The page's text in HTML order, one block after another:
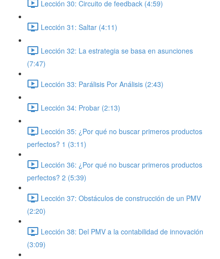
Lección 30: Circuito de feedback (4:59)
Lección 31: Saltar (4:11)
Lección 32: La estrategia se basa en asunciones
(7:47)
Lección 33: Parálisis Por Análisis (2:43)
Lección 34: Probar (2:13)
Lección 35: ¿Por qué no buscar primeros productos
perfectos? 1 (3:11)
Lección 36: ¿Por qué no buscar primeros productos
perfectos? 2 (5:39)
Lección 37: Obstáculos de construcción de un PMV
(2:20)
Lección 38: Del PMV a la contabilidad de innovación
(3:09)